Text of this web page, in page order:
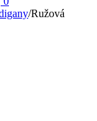
/Ružová